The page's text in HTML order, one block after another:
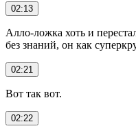
02:13
Алло-ложка хоть и
без знаний, он как
02:21
Вот так вот.
02:22